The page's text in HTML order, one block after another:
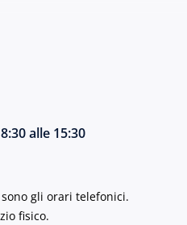
alle 15:30
gli orari telefonici.
fisico.